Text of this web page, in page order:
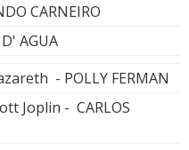
CARNEIRO
AGUA
- POLLY FERMAN
Joplin - CARLOS